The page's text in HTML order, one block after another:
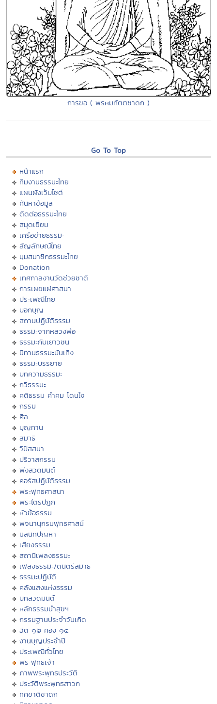
การขอ ( พรหมทัตตชาดก )
Go To Top
หน้าแรก
ทีมงานธรรมะไทย
แผนผังเว็บไซต์
ค้นหาข้อมูล
ติดต่อธรรมะไทย
สมุดเยี่ยม
เครือข่ายธรรมะ
สัญลักษณ์ไทย
มุมสมาชิกธรรมะไทย
Donation
เทศกาลงานวัดช่วยชาติ
การเผยแผ่ศาสนา
ประเพณีไทย
บอกบุญ
สถานปฏิบัติธรรม
ธรรมะจากหลวงพ่อ
ธรรมะกับเยาวชน
นิทานธรรมะบันเทิง
ธรรมะบรรยาย
บทความธรรมะ
กวีธรรมะ
คติธรรม คำคม โดนใจ
กรรม
ศีล
บุญทาน
สมาธิ
วิปัสสนา
ปริวาสกรรม
ฟังสวดมนต์
คอร์สปฏิบัติธรรม
พระพุทธศาสนา
พระไตรปิฏก
หัวข้อธรรม
พจนานุกรมพุทธศาสน์
มิลินทปัญหา
เสียงธรรม
สถานีเพลงธรรมะ
เพลงธรรมะ/ดนตรีสมาธิ
ธรรมะปฏิบัติ
คลังแสงแห่งธรรม
บทสวดมนต์
หลักธรรมนำสุขฯ
กรรมฐานประจำวันเกิด
ฮีต ๑๒ คอง ๑๔
งานบุญประจำปี
ประเพณีทั่วไทย
พระพุทธเจ้า
ภาพพระพุทธประวัติ
ประวัติพระพุทธสาวก
ทศชาติชาดก